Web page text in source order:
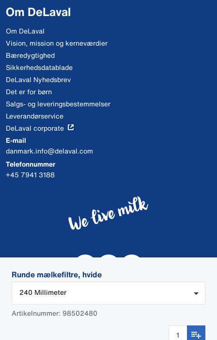
Runde mælkefiltre, hvide
240 Millimeter
Artikelnummer: 98502480
Om DeLaval
Om DeLaval
Vision, mission og kerneværdier
Bæredygtighed
Sikkerhedsdatablade
DeLaval Nyhedsbrev
Det er for børn
Salgs- og leveringsbestemmelser
Leverandørservice
DeLaval corporate
E-mail
danmark.info@delaval.com
Telefonnummer
+45 7941 3188